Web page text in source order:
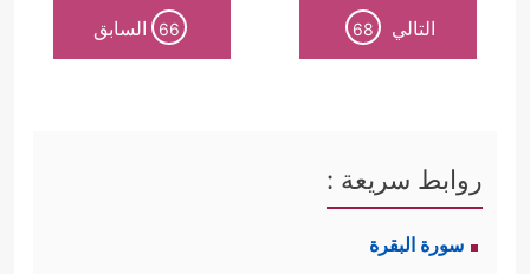
التالي 68
66 السابق
روابط سريعة :
سورة البقرة